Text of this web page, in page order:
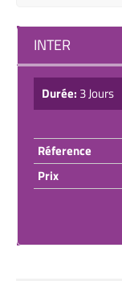
INTER
Durée: 3 Jours
Réference
Prix